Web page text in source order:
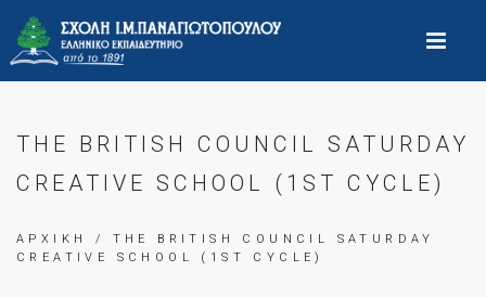
THE BRITISH COUNCIL SATURDAY
CREATIVE SCHOOL (1ST CYCLE)
ΑΡΧΙΚΗ
/ THE BRITISH COUNCIL SATURDAY
CREATIVE SCHOOL (1ST CYCLE)